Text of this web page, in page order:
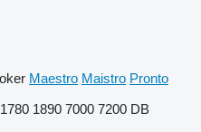
Maestro Maistro Pronto
1780 1890 7000 7200 DB